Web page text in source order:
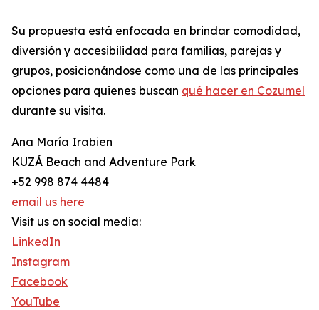
Su propuesta está enfocada en brindar comodidad,
diversión y accesibilidad para familias, parejas y
grupos, posicionándose como una de las principales
opciones para quienes buscan qué hacer en Cozumel
durante su visita.
Ana María Irabien
KUZÁ Beach and Adventure Park
+52 998 874 4484
email us here
Visit us on social media:
LinkedIn
Instagram
Facebook
YouTube